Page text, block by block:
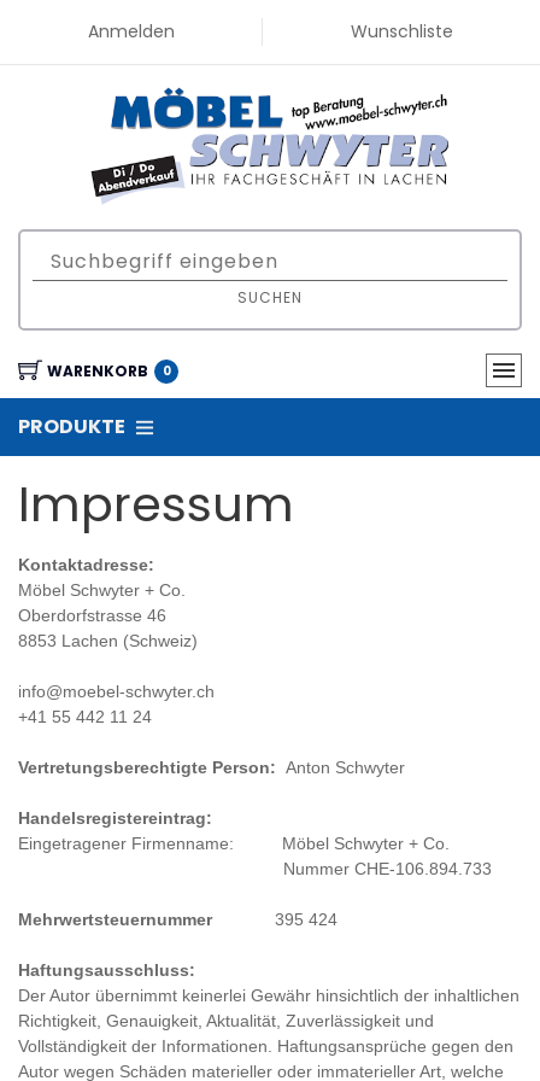
Anmelden Wunschliste
SUCHEN
WARENKORB 0
PRODUKTE
Impressum
Kontaktadresse:
Möbel Schwyter + Co.
Oberdorfstrasse 46
8853 Lachen (Schweiz)
info@moebel-schwyter.ch
+41 55 442 11 24
Vertretungsberechtigte Person: Anton Schwyter
Handelsregistereintrag:
Eingetragener Firmenname: Möbel Schwyter + Co.
Nummer CHE-106.894.733
Mehrwertsteuernummer395 424
Haftungsausschluss:
Der Autor übernimmt keinerlei Gewähr hinsichtlich der inhaltlichen
Richtigkeit, Genauigkeit, Aktualität, Zuverlässigkeit und
Vollständigkeit der Informationen. Haftungsansprüche gegen den
Autor wegen Schäden materieller oder immaterieller Art, welche